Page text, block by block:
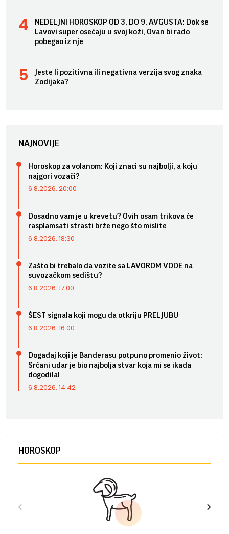
NEDELJNI HOROSKOP OD 3. DO 9. AVGUSTA: Dok se
Lavovi super osećaju u svoj koži, Ovan bi rado
pobegao iz nje
Jeste li pozitivna ili negativna verzija svog znaka
Zodijaka?
NAJNOVIJE
Horoskop za volanom: Koji znaci su najbolji, a koju
najgori vozači?
6.8.2026. 20:00
Dosadno vam je u krevetu? Ovih osam trikova će
rasplamsati strasti brže nego što mislite
6.8.2026. 18:30
Zašto bi trebalo da vozite sa LAVOROM VODE na
suvozačkom sedištu?
6.8.2026. 17:00
ŠEST signala koji mogu da otkriju PRELJUBU
6.8.2026. 16:00
Događaj koji je Banderasu potpuno promenio život:
Srčani udar je bio najbolja stvar koja mi se ikada
dogodila!
6.8.2026. 14:42
HOROSKOP